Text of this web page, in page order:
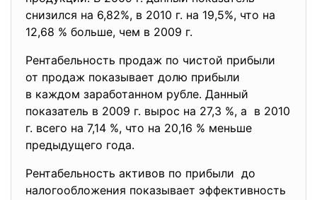
снизился на 6,82%, в 2010 г. на 19,5%, что на
12,68 % больше, чем в 2009 г.
Рентабельность продаж по чистой прибыли
от продаж показывает долю прибыли
в каждом заработанном рубле. Данный
показатель в 2009 г. вырос на 27,3 %, а в 2010
г. всего на 7,14 %, что на 20,16 % меньше
предыдущего года.
Рентабельность активов по прибыли до
налогообложения показывает эффективность